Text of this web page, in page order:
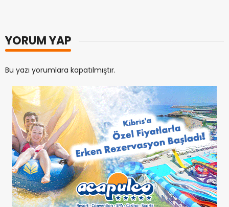
YORUM YAP
Bu yazı yorumlara kapatılmıştır.